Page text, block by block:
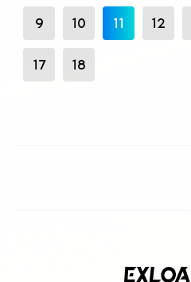
9 10 11 12
17 18